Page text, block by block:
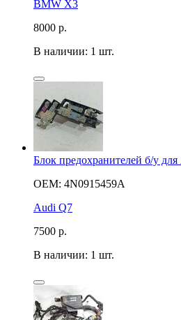
BMW X3
8000 р.
В наличии: 1 шт.
Блок предохранителей б/у
OEM: 4N0915459A
Audi Q7
7500 р.
В наличии: 1 шт.